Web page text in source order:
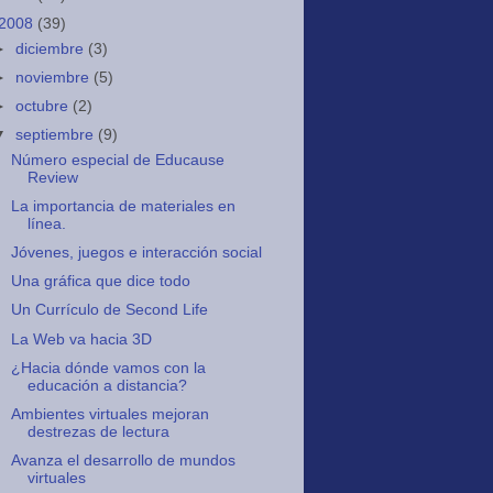
(39)
diciembre (3)
noviembre (5)
octubre (2)
septiembre (9)
Número especial de Educause
Review
La importancia de materiales en
línea.
Jóvenes, juegos e interacción social
Una gráfica que dice todo
Un Currículo de Second Life
La Web va hacia 3D
¿Hacia dónde vamos con la
educación a distancia?
Ambientes virtuales mejoran
destrezas de lectura
Avanza el desarrollo de mundos
virtuales